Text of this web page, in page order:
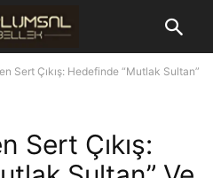
Sert Çıkış: Hedefinde “Mutlak Sultan”
Sert Çıkış: